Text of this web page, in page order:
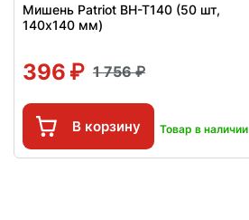
Мишень Patriot BH-T140 (50 шт,
140x140 мм)
396 1 756
В корзину Товар в наличии